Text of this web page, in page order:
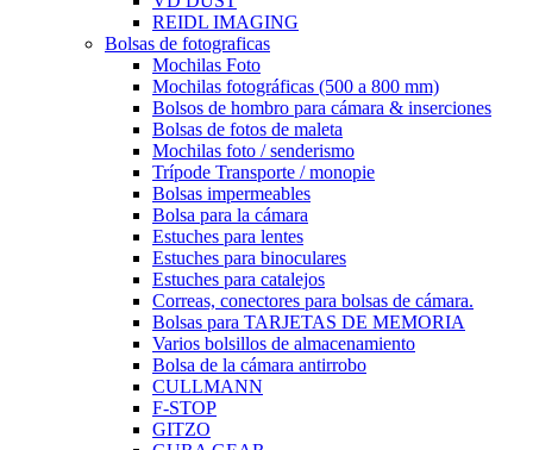
REIDL IMAGING
Bolsas de fotograficas
Mochilas Foto
Mochilas fotográficas (500 a 800 mm)
Bolsos de hombro para cámara & inserciones
Bolsas de fotos de maleta
Mochilas foto / senderismo
Trípode Transporte / monopie
Bolsas impermeables
Bolsa para la cámara
Estuches para lentes
Estuches para binoculares
Estuches para catalejos
Correas, conectores para bolsas de cámara.
Bolsas para TARJETAS DE MEMORIA
Varios bolsillos de almacenamiento
Bolsa de la cámara antirrobo
CULLMANN
F-STOP
GITZO